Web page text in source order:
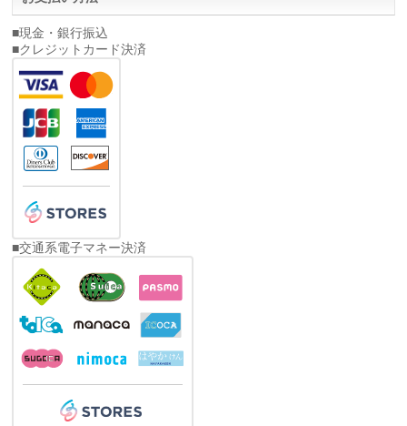
■現金・銀行振込
■クレジットカード決済
■交通系電子マネー決済